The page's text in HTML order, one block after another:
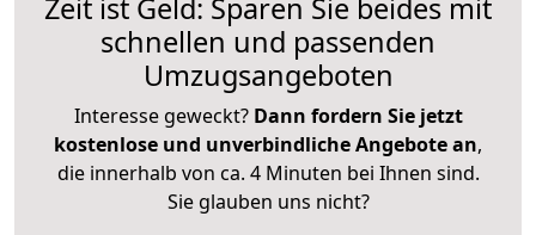
Zeit ist Geld: Sparen Sie beides mit
schnellen und passenden
Umzugsangeboten
Interesse geweckt? Dann fordern Sie jetzt
kostenlose und unverbindliche Angebote an,
die innerhalb von ca. 4 Minuten bei Ihnen sind.
Sie glauben uns nicht?